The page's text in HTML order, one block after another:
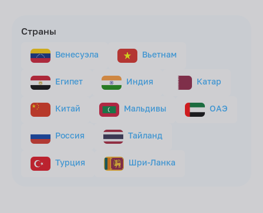
Страны
Венесуэла Вьетнам
Египет Индия Катар
Китай Мальдивы ОАЭ
Россия Тайланд
Турция Шри-Ланка